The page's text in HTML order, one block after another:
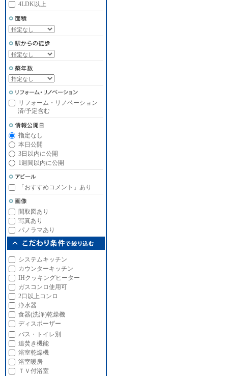
4LDK以上
リフォーム・リノベーション
済/予定含む
指定なし
本日公開
3日以内に公開
1週間以内に公開
「おすすめコメント」あり
間取図あり
写真あり
パノラマあり
システムキッチン
カウンターキッチン
IHクッキングヒーター
ガスコンロ使用可
2口以上コンロ
浄水器
食器(洗浄)乾燥機
ディスポーザー
バス・トイレ別
追焚き機能
浴室乾燥機
浴室暖房
ＴＶ付浴室